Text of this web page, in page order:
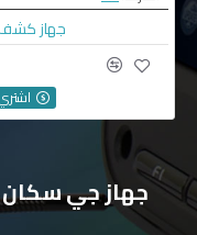
جهاز كشف
جهاز جي سكان 2 لكشف أعطال